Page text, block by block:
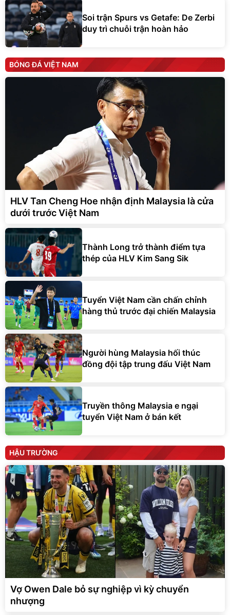
Soi trận Spurs vs Getafe: De Zerbi
duy trì chuỗi trận hoàn hảo
BÓNG ĐÁ VIỆT NAM
HLV Tan Cheng Hoe nhận định Malaysia là cửa
dưới trước Việt Nam
Thành Long trở thành điểm tựa
thép của HLV Kim Sang Sik
Tuyển Việt Nam cần chấn chỉnh
hàng thủ trước đại chiến Malaysia
Người hùng Malaysia hối thúc
đồng đội tập trung đấu Việt Nam
Truyền thông Malaysia e ngại
tuyển Việt Nam ở bán kết
HẬU TRƯỜNG
Vợ Owen Dale bỏ sự nghiệp vì kỳ chuyển
nhượng